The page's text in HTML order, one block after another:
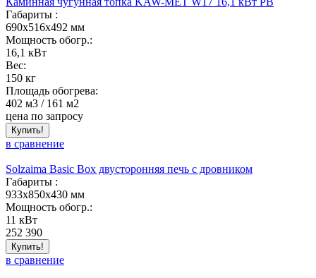
Габариты :
690x516x492 мм
Мощность обогр.:
16,1 кВт
Вес:
150 кг
Площадь обогрева:
402 м3 / 161 м2
цена по запросу
Купить!
в сравнение
Solzaima Basic Box двусторонняя печь с дровником
Габариты :
933x850x430 мм
Мощность обогр.:
11 кВт
252 390
Купить!
в сравнение